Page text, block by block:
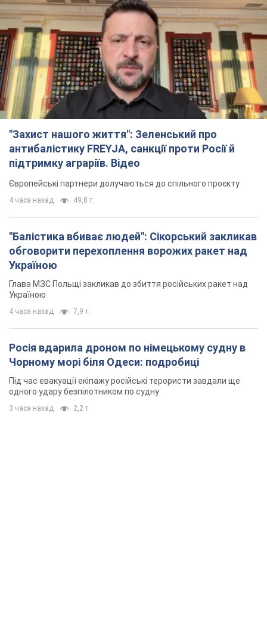
підтримку аграріїв. Відео
Європейські партнери долучаються до спільного проєкту
4 часа назад 49,8 т.
"Балістика вбиває людей": Сікорський закликав
обговорити перехоплення ворожих ракет над
Україною
Глава МЗС Польщі закликав до збиття російських ракет над
Україною
7,9 т.
Росія вдарила дроном по німецькому судну в
Чорному морі біля Одеси: подробиці
одного удару безпілотником по судну
3 часа назад 2,2 т.